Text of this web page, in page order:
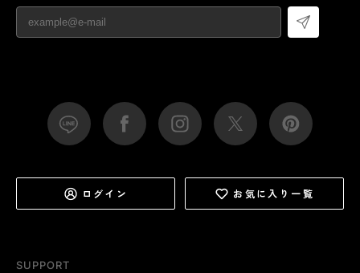
SUPPORT
ログイン お気に入り一覧